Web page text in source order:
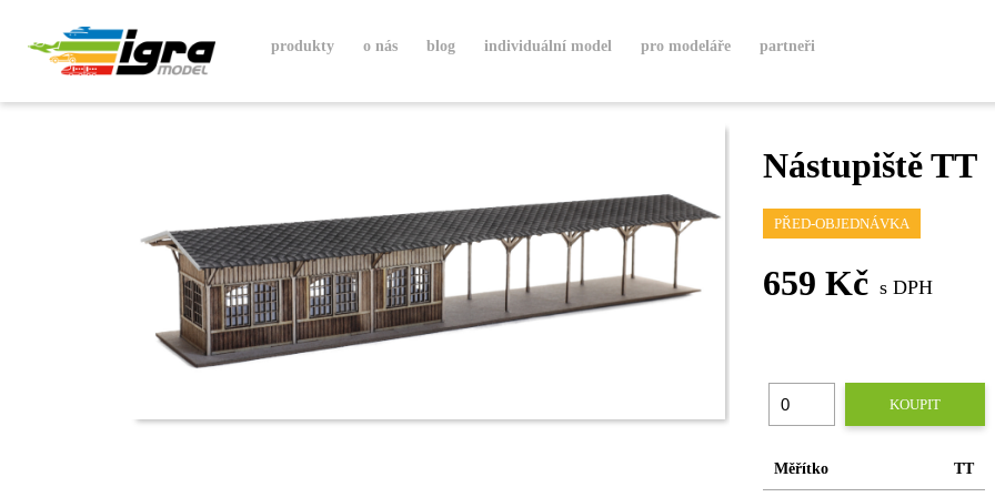
produkty o nás blog individuální model pro modeláře partneři
Nástupiště TT
PŘED-OBJEDNÁVKA
659 Kč s DPH
KOUPIT
Měřítko TT